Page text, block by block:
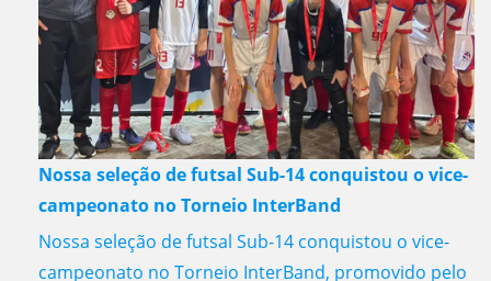
Nossa seleção de futsal Sub-14 conquistou o vice-
campeonato no Torneio InterBand
Nossa seleção de futsal Sub-14 conquistou o vice-
campeonato no Torneio InterBand, promovido pelo